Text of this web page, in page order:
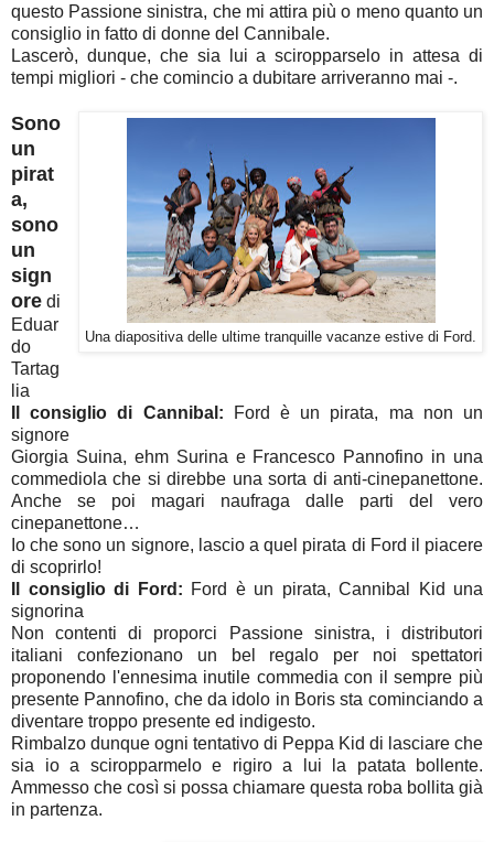
questo Passione sinistra, che mi attira più o meno quanto un
consiglio in fatto di donne del Cannibale.
Lascerò, dunque, che sia lui a sciropparselo in attesa di
tempi migliori - che comincio a dubitare arriveranno mai -.
Una diapositiva delle ultime tranquille vacanze estive di Ford.
Sono
un
pirat
a,
sono
un
sign
ore di
Eduar
do
Tartag
lia
Il consiglio di Cannibal: Ford è un pirata, ma non un
signore
Giorgia Suina, ehm Surina e Francesco Pannofino in una
commediola che si direbbe una sorta di anti-cinepanettone.
Anche se poi magari naufraga dalle parti del vero
cinepanettone…
Io che sono un signore, lascio a quel pirata di Ford il piacere
di scoprirlo!
Il consiglio di Ford: Ford è un pirata, Cannibal Kid una
signorina
Non contenti di proporci Passione sinistra, i distributori
italiani confezionano un bel regalo per noi spettatori
proponendo l'ennesima inutile commedia con il sempre più
presente Pannofino, che da idolo in Boris sta cominciando a
diventare troppo presente ed indigesto.
Rimbalzo dunque ogni tentativo di Peppa Kid di lasciare che
sia io a sciropparmelo e rigiro a lui la patata bollente.
Ammesso che così si possa chiamare questa roba bollita già
in partenza.